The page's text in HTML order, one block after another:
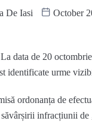
De Iasi October
data de 20
identificate urme
ordonanța de
săvârșirii infracțiunii de